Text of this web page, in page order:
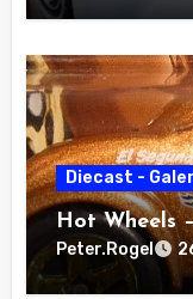
Diecast -
Hot Wheels
Peter.Rogel